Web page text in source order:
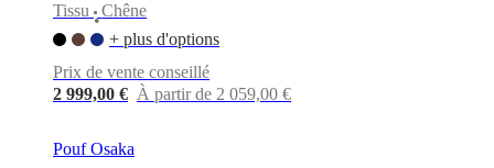
Tissu
•
Chêne
+ plus d'options
Prix de vente conseillé
2 999,00 € À partir de 2 059,00 €
Pouf Osaka